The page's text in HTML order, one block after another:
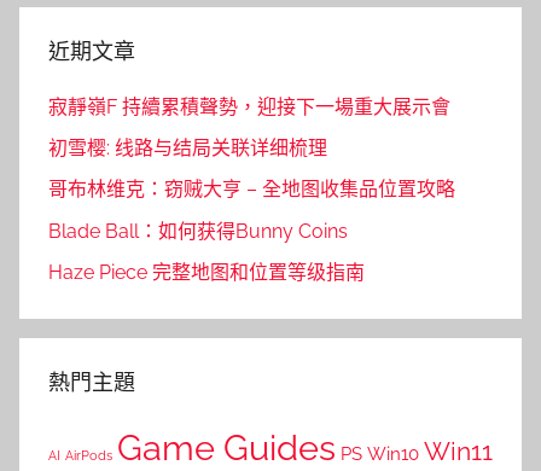
近期文章
寂靜嶺F 持續累積聲勢，迎接下一場重大展示會
初雪樱: 线路与结局关联详细梳理
哥布林维克：窃贼大亨 – 全地图收集品位置攻略
Blade Ball：如何获得Bunny Coins
Haze Piece 完整地图和位置等级指南
熱門主題
AI AirPods Game Guides PS Win10 Win11